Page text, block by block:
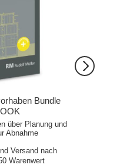
Bundle
über Planung und
Abnahme
Versand nach
Warenwert